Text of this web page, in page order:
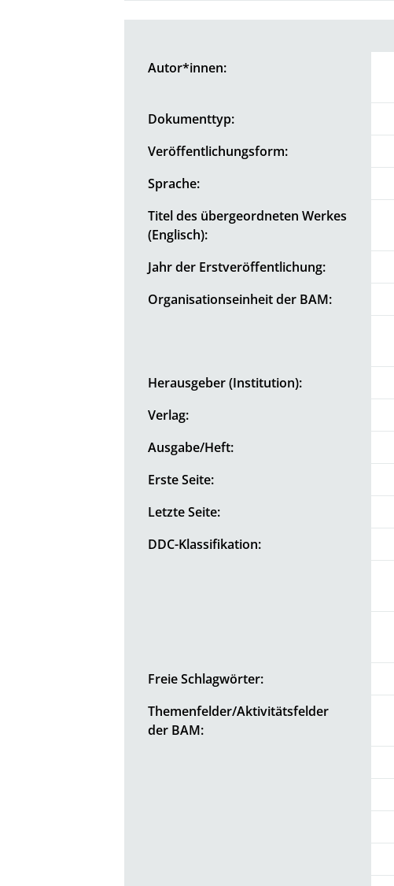
Autor*innen:
Dokumenttyp:
Veröffentlichungsform:
Sprache:
Titel des übergeordneten Werkes
(Englisch):
Jahr der Erstveröffentlichung:
Organisationseinheit der BAM:
Herausgeber (Institution):
Verlag:
Ausgabe/Heft:
Erste Seite:
Letzte Seite:
DDC-Klassifikation:
Freie Schlagwörter:
Themenfelder/Aktivitätsfelder
der BAM: